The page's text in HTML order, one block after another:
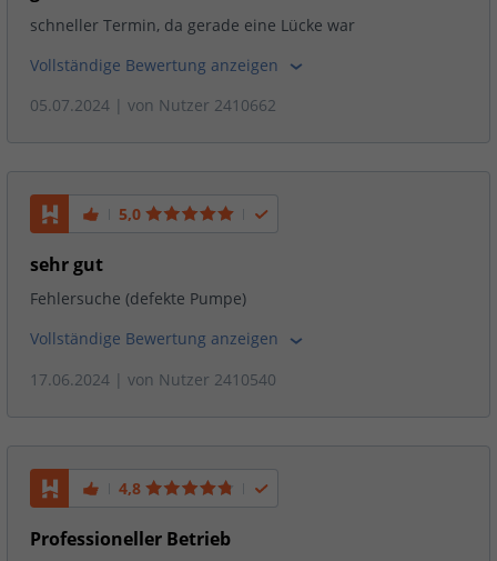
schneller Termin, da gerade eine Lücke war
Vollständige Bewertung anzeigen
05.07.2024 | von Nutzer 2410662
5,0
sehr gut
Fehlersuche (defekte Pumpe)
Vollständige Bewertung anzeigen
17.06.2024 | von Nutzer 2410540
4,8
Professioneller Betrieb